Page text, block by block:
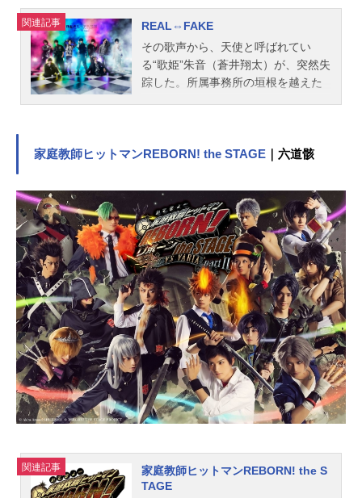
関連記事
REAL⇔FAKE
その歌声から、天使と呼ばれてい
る“歌姫”朱音（蒼井翔太）が、突然失
踪した。所属事務所の垣根を越えた
ようとしていた矢先だった。失踪の
中、朱音の所属事務所社長の元に一
通の怪文書が届く。「犯人は、プロ
ジェクトメンバーの中にいる。」フ
リーの映像ディレクター・守屋英俊
（染谷俊之）は、社長の依頼を受
け、プロジェクトのドキュメントム
ービーの撮影を口実に、犯人捜しを
始める。作品名REAL⇔FAKE放送形
態実写ドラマスケジュール2019年9
月2日（日）～2019年9月22日（日）
MBS・TBSにて話数全4話キャスト牧
野凪沙：荒牧慶彦育田悠輔：植田圭
輔沢瀬凛：小澤廉鈴木翔琉：佐藤流
司梅原黎士郎：松村龍之介瀬名征
音：蒼井翔太スタッフ監督・脚本：
毛利亘宏制作プロダクション：ダブ
製作：『REAL⇔FAKE』製作委員
家庭教師ヒットマンREBORN! the STAGE ｜六道骸
関連記事
家庭教師ヒットマンREBORN! the S
TAGE